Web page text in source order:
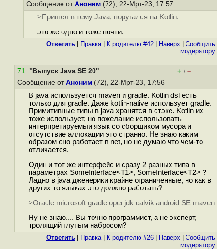
Сообщение от Аноним (72), 22-Мрт-23, 17:57
>Пришел в тему Java, поругался на Kotlin.
это же одно и тоже почти.
Ответить Правка| К родителю #42 Наверх
Cообщить
модератору
71. "Выпуск Java SE 20" + / –
Сообщение от Аноним (72), 22-Мрт-23, 17:56
В java используется maven и gradle. Kotlin dsl есть
только для gradle. Даже kotlin-native использует gradle.
Примитивные типы в java хранятся в стэке. Kotlin их
тоже использует, но пожелание использовать
интерпретируемый язык со сборщиком мусора и
отсутствие аллокации это странно. Не знаю каким
образом оно работает в net, но не думаю что чем-то
отличается.
Один и тот же интерфейс и сразу 2 разных типа в
параметрах SomeInterface<T1>, SomeInterface<T2> ?
Ладно в java дженерики крайне ограниченные, но как в
других то языках это должно работать?
>Oracle microsoft gradle openjdk dalvik android SE maven
Ну не знаю.... Вы точно программист, а не эксперт,
тролящий глупым набросом?
Ответить Правка| К родителю #26 Наверх
Cообщить
модератору